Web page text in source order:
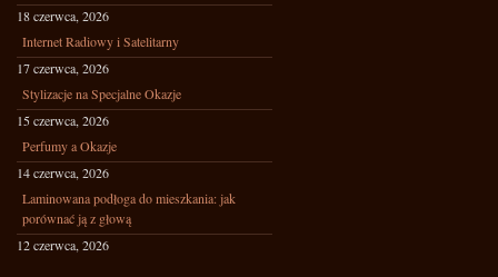
18 czerwca, 2026
Internet Radiowy i Satelitarny
17 czerwca, 2026
Stylizacje na Specjalne Okazje
15 czerwca, 2026
Perfumy a Okazje
14 czerwca, 2026
Laminowana podłoga do mieszkania: jak
porównać ją z głową
12 czerwca, 2026